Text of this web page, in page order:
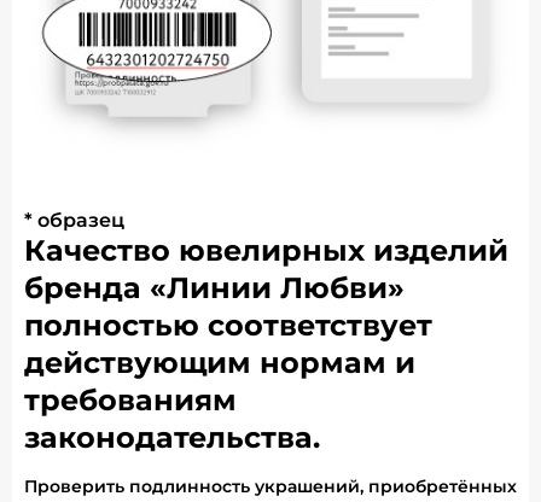
* образец
Качество ювелирных изделий
бренда «Линии Любви»
полностью соответствует
действующим нормам и
требованиям
законодательства.
Проверить подлинность украшений, приобретённых